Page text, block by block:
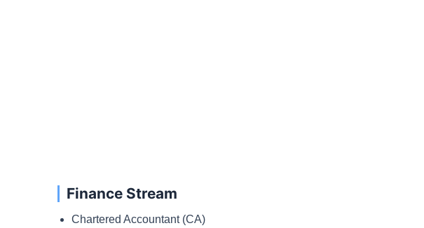
Finance Stream
Chartered Accountant (CA)